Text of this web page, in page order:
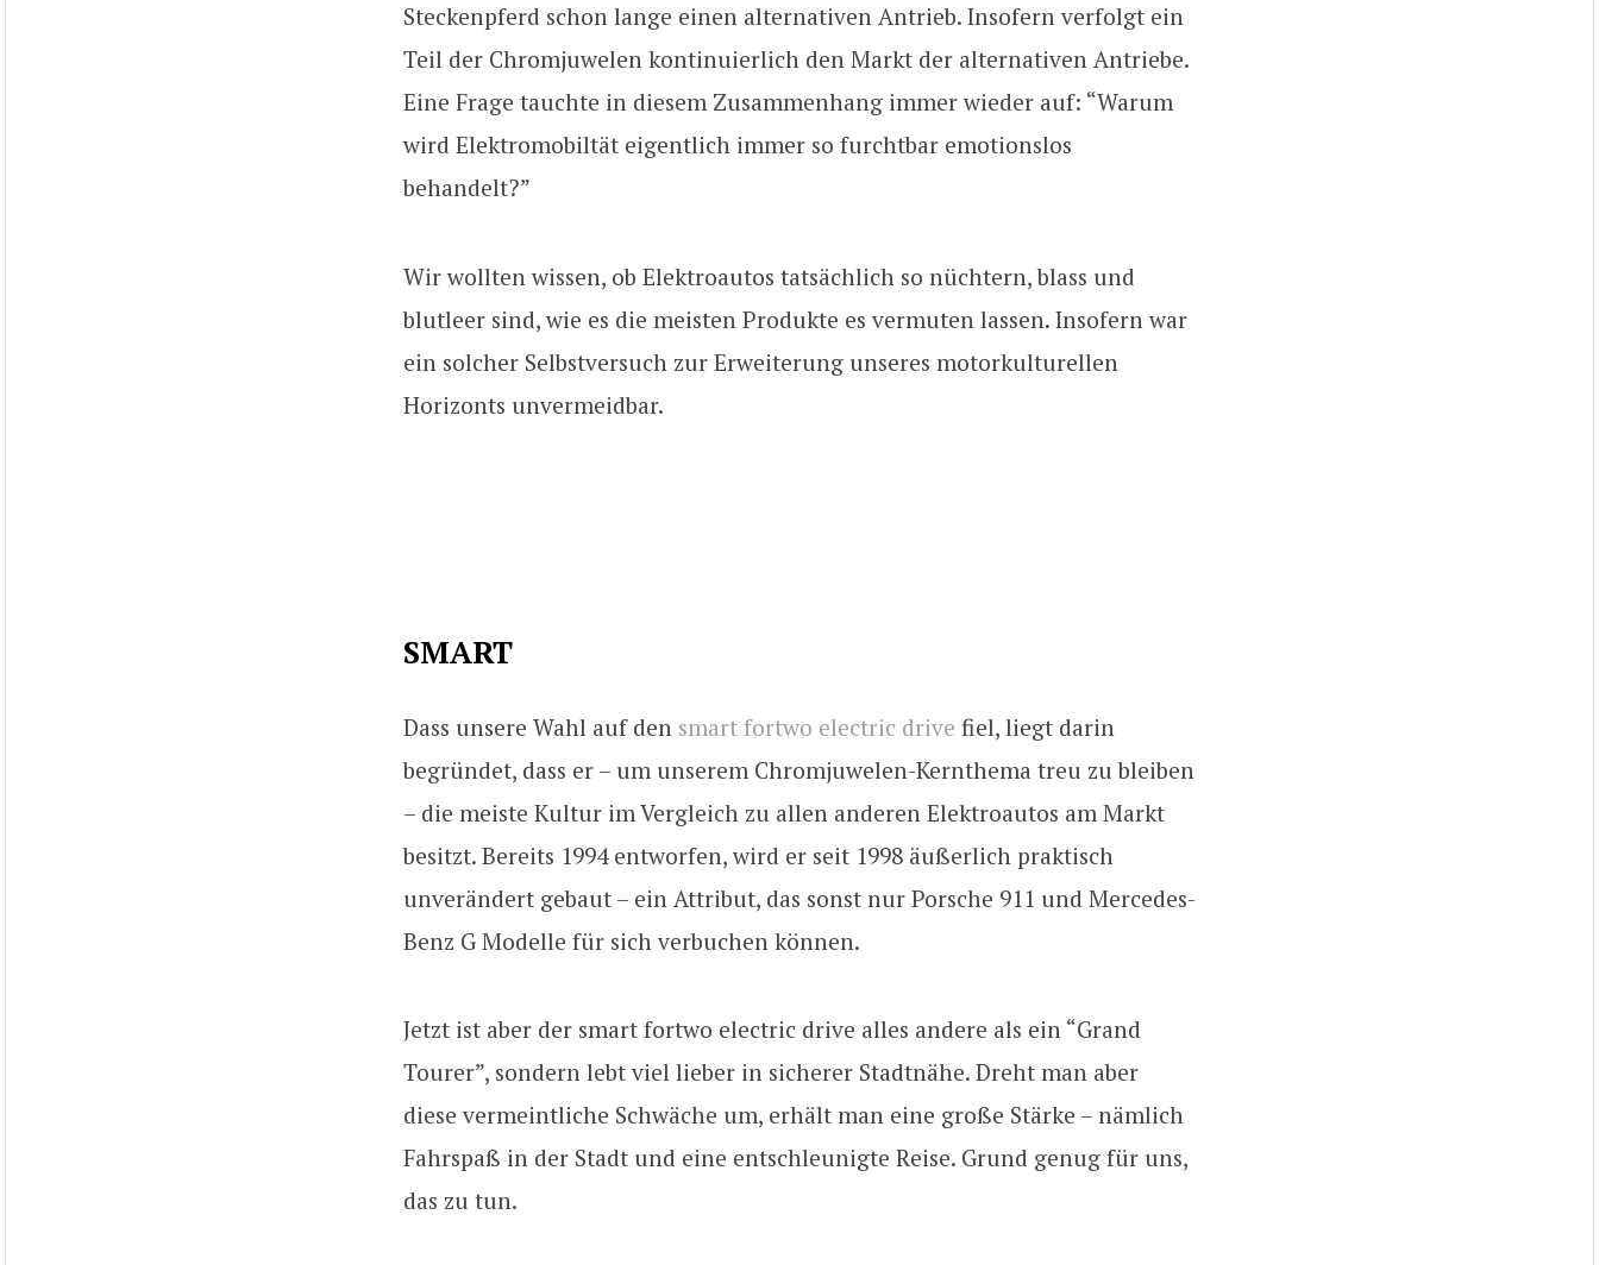
Steckenpferd schon lange einen alternativen Antrieb. Insofern verfolgt ein
Teil der Chromjuwelen kontinuierlich den Markt der alternativen Antriebe.
Eine Frage tauchte in diesem Zusammenhang immer wieder auf: “Warum
wird Elektromobiltät eigentlich immer so furchtbar emotionslos
behandelt?”
Wir wollten wissen, ob Elektroautos tatsächlich so nüchtern, blass und
blutleer sind, wie es die meisten Produkte es vermuten lassen. Insofern war
ein solcher Selbstversuch zur Erweiterung unseres motorkulturellen
Horizonts unvermeidbar.
SMART
Dass unsere Wahl auf den smart fortwo electric drive fiel, liegt darin
begründet, dass er – um unserem Chromjuwelen-Kernthema treu zu bleiben
– die meiste Kultur im Vergleich zu allen anderen Elektroautos am Markt
besitzt. Bereits 1994 entworfen, wird er seit 1998 äußerlich praktisch
unverändert gebaut – ein Attribut, das sonst nur Porsche 911 und Mercedes-
Benz G Modelle für sich verbuchen können.
Jetzt ist aber der smart fortwo electric drive alles andere als ein “Grand
Tourer”, sondern lebt viel lieber in sicherer Stadtnähe. Dreht man aber
diese vermeintliche Schwäche um, erhält man eine große Stärke – nämlich
Fahrspaß in der Stadt und eine entschleunigte Reise. Grund genug für uns,
das zu tun.